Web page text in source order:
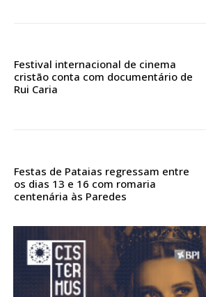
12 meses
Ofertas para assinatura anual
Festival internacional de cinema
cristão conta com documentário de
Rui Caria
Festas de Pataias regressam entre
os dias 13 e 16 com romaria
centenária às Paredes